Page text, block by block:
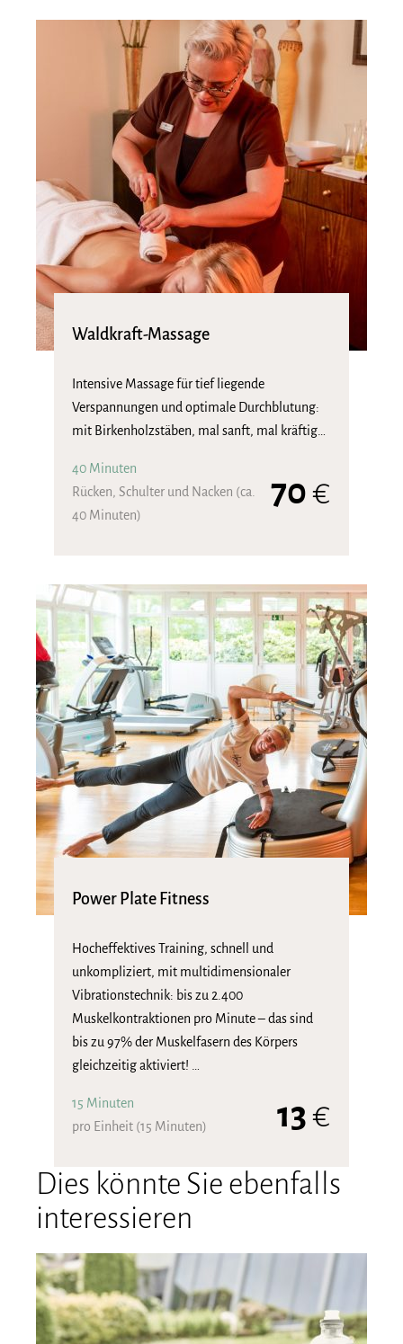
Waldkraft-Massage
Intensive Massage für tief liegende
Verspannungen und optimale Durchblutung:
mit Birkenholzstäben, mal sanft, mal kräftig…
40 Minuten
Rücken, Schulter und Nacken (ca.
40 Minuten)
70€
Power Plate Fitness
Hocheffektives Training, schnell und
unkompliziert, mit multidimensionaler
Vibrationstechnik: bis zu 2.400
Muskelkontraktionen pro Minute – das sind
bis zu 97% der Muskelfasern des Körpers
gleichzeitig aktiviert! …
15 Minuten
pro Einheit (15 Minuten)
13€
Dies könnte Sie ebenfalls
interessieren